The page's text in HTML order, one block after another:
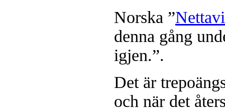
Norska ”
denna gång
igjen.”.
Det är
och när det